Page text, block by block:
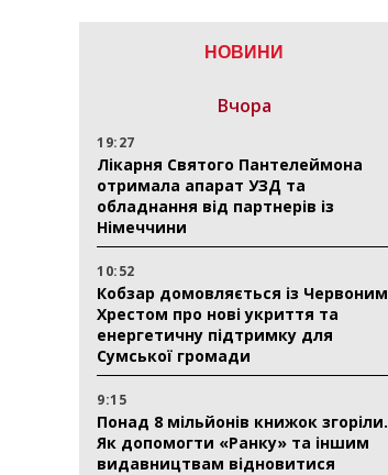
НОВИНИ
Вчора
19:27
Лікарня Святого Пантелеймона
отримала апарат УЗД та
обладнання від партнерів із
Німеччини
10:52
Кобзар домовляється із Червоним
Хрестом про нові укриття та
енергетичну підтримку для
Сумської громади
9:15
Понад 8 мільйонів книжок згоріли.
Як допомогти «Ранку» та іншим
видавництвам відновитися